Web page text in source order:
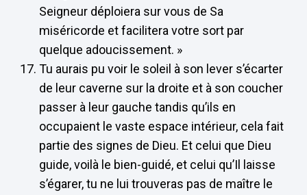
Seigneur déploiera sur vous de Sa
miséricorde et facilitera votre sort par
quelque adoucissement. »
Tu aurais pu voir le soleil à son lever s’écarter
de leur caverne sur la droite et à son coucher
passer à leur gauche tandis qu’ils en
occupaient le vaste espace intérieur, cela fait
partie des signes de Dieu. Et celui que Dieu
guide, voilà le bien-guidé, et celui qu’Il laisse
s’égarer, tu ne lui trouveras pas de maître le